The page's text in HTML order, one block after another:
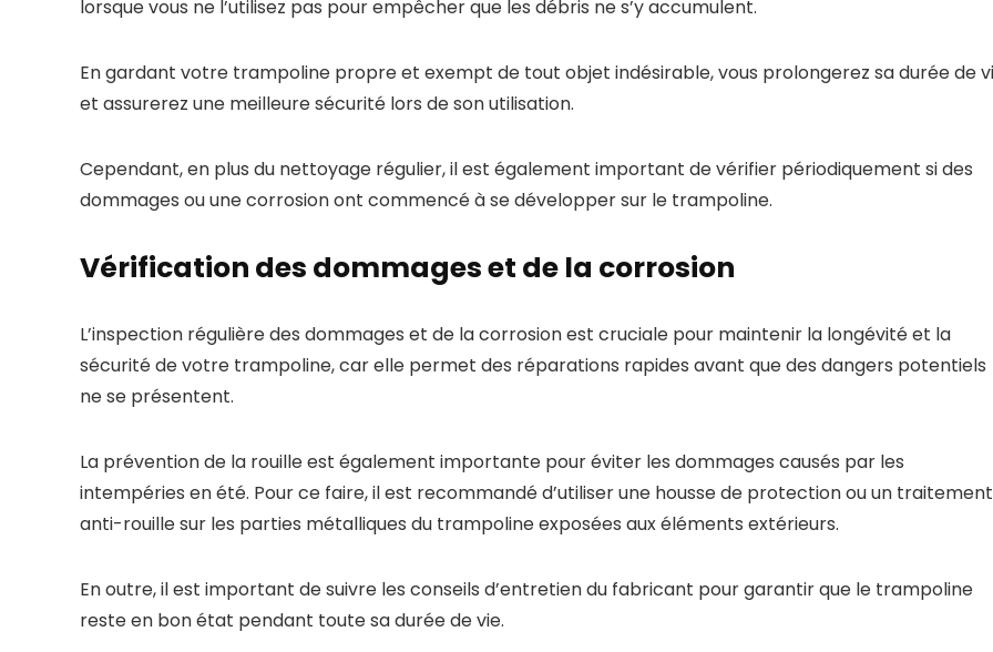
lorsque vous ne l’utilisez pas pour empêcher que les débris ne s’y accumulent.
En gardant votre trampoline propre et exempt de tout objet indésirable, vous prolongerez sa durée de
et assurerez une meilleure sécurité lors de son utilisation.
Cependant, en plus du nettoyage régulier, il est également important de vérifier périodiquement si des
dommages ou une corrosion ont commencé à se développer sur le trampoline.
Vérification des dommages et de la corrosion
L’inspection régulière des dommages et de la corrosion est cruciale pour maintenir la longévité et la
sécurité de votre trampoline, car elle permet des réparations rapides avant que des dangers potentiels
ne se présentent.
La prévention de la rouille est également importante pour éviter les dommages causés par les
intempéries en été. Pour ce faire, il est recommandé d’utiliser une housse de protection ou un traitement
anti-rouille sur les parties métalliques du trampoline exposées aux éléments extérieurs.
En outre, il est important de suivre les conseils d’entretien du fabricant pour garantir que le trampoline
reste en bon état pendant toute sa durée de vie.